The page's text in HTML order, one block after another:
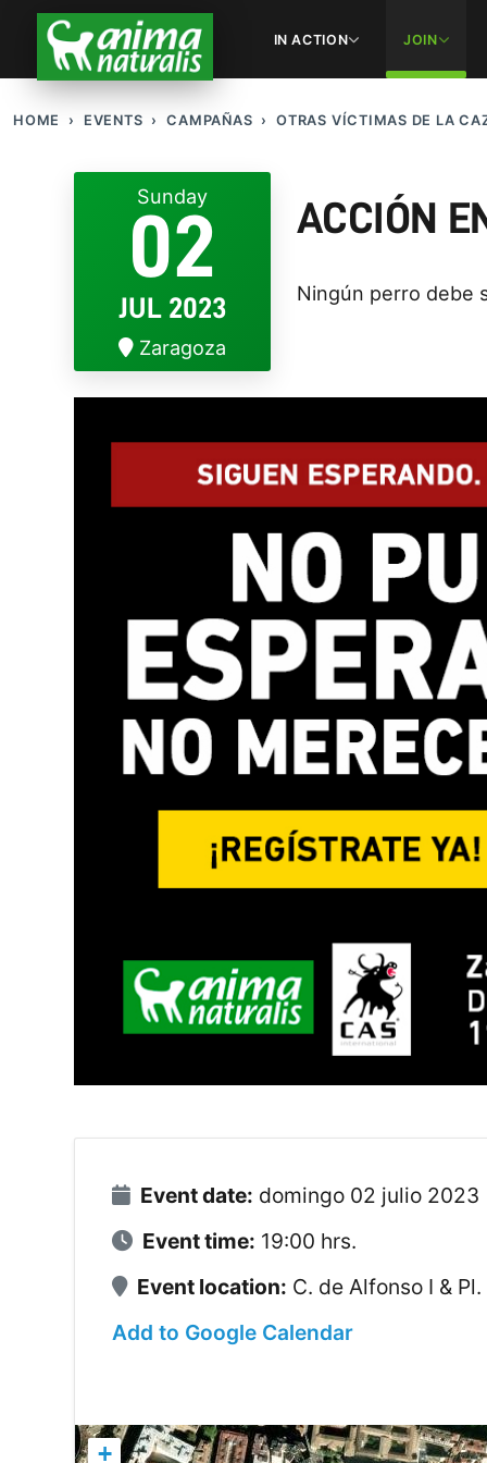
IN ACTION JOIN
HOME EVENTS CAMPAÑAS OTRAS VÍCTIMAS DE LA
Sunday
02
JUL 2023
Zaragoza
ACCIÓN
Ningún perro debe
Event date: domingo 02 julio 2023
Event time: 19:00 hrs.
Event location: C. de Alfonso I &
Add to Google Calendar
+